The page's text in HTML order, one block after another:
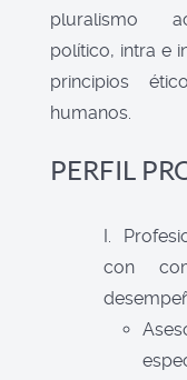
pluralismo
político, intra e
principios
humanos.
PERFIL
I.
con